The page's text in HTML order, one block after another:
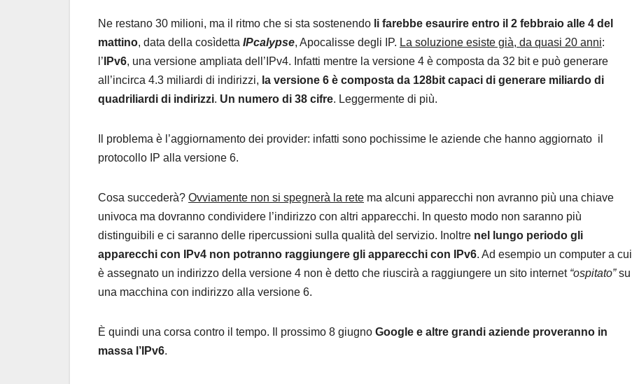
Ne restano 30 milioni, ma il ritmo che si sta sostenendo li farebbe esaurire entro il 2 febbraio alle 4 del
mattino, data della cosìdetta IPcalypse, Apocalisse degli IP. La soluzione esiste già, da quasi 20 anni:
l’ IPv6, una versione ampliata dell’IPv4. Infatti mentre la versione 4 è composta da 32 bit e può generare
all’incirca 4.3 miliardi di indirizzi, la versione 6 è composta da 128bit capaci di generare miliardo di
quadriliardi di indirizzi. Un numero di 38 cifre. Leggermente di più.
Il problema è l’aggiornamento dei provider: infatti sono pochissime le aziende che hanno aggiornato il
protocollo IP alla versione 6.
Cosa succederà? Ovviamente non si spegnerà la rete ma alcuni apparecchi non avranno più una chiave
univoca ma dovranno condividere l’indirizzo con altri apparecchi. In questo modo non saranno più
distinguibili e ci saranno delle ripercussioni sulla qualità del servizio. Inoltre nel lungo periodo gli
apparecchi con IPv4 non potranno raggiungere gli apparecchi con IPv6. Ad esempio un computer a cui
è assegnato un indirizzo della versione 4 non è detto che riuscirà a raggiungere un sito internet “ospitato”su
una macchina con indirizzo alla versione 6.
È quindi una corsa contro il tempo. Il prossimo 8 giugno Google e altre grandi aziende proveranno in
massa l’IPv6.